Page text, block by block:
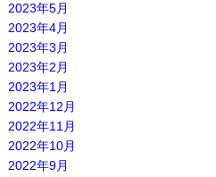
2023年5月
2023年4月
2023年3月
2023年2月
2023年1月
2022年12月
2022年11月
2022年10月
2022年9月